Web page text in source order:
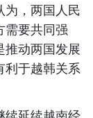
为，两国人民
需要共同强
推动两国发展
利于越韩关系